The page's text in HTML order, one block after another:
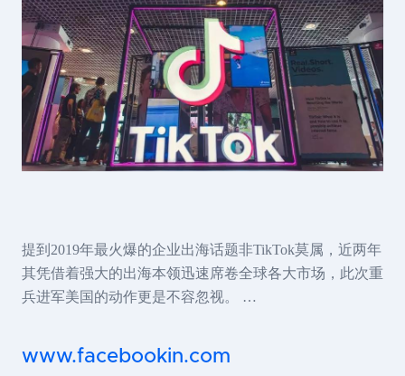
提到2019年最火爆的企业出海话题非TikTok莫属，近两年
其凭借着强大的出海本领迅速席卷全球各大市场，此次重
兵进军美国的动作更是不容忽视。 …
www.facebookin.com